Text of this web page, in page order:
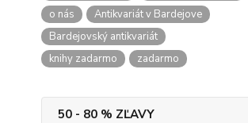
o nás
Antikvariát v Bardejove
Bardejovský antikvariát
knihy zadarmo
zadarmo
50 - 80 % ZĽAVY